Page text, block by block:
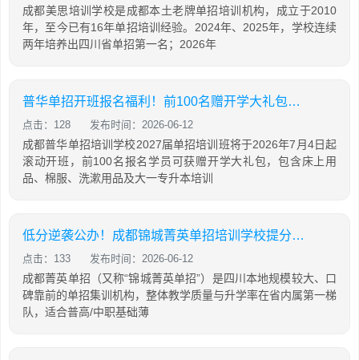
成都美思培训学校是成都本土老牌单招培训机构，成立于2010
年，至今已有16年单招培训经验。2024年、2025年，学校连续
两年培养出四川省单招第一名；2026年
普华单招开班报名福利！前100名赠开学大礼包，含床上用品，棉服，先到先得！
点击：128 发布时间：2026-06-12
成都普华单招培训学校2027届单招培训班将于2026年7月4日起
滚动开班，前100名报名学员可获赠开学大礼包，包含床上用
品、棉服、洗漱用品及大一专升本培训
低分逆袭公办！成都锦城菁英单招培训学校提分攻略
点击：133 发布时间：2026-06-12
成都菁英单招（又称“锦城菁英单招”）是四川本地规模较大、口
碑靠前的单招集训机构，整体教学质量与升学率在省内属第一梯
队，适合普高/中职基础薄